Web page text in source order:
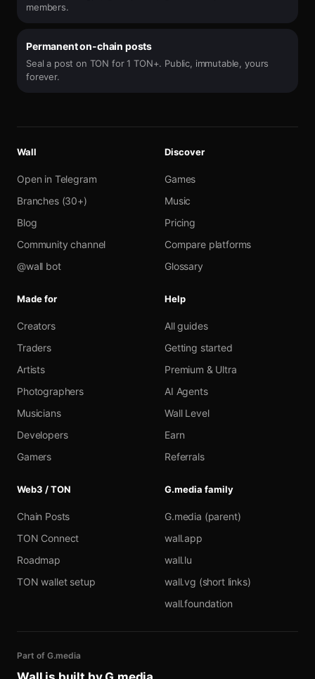
members.
Permanent on-chain posts
Seal a post on TON for 1 TON+. Public, immutable, yours
forever.
Wall
Open in Telegram
Branches (30+)
Blog
Community channel
@wall bot
Discover
Games
Music
Pricing
Compare platforms
Glossary
Made for
Creators
Traders
Artists
Photographers
Musicians
Developers
Gamers
Help
All guides
Getting started
Premium & Ultra
AI Agents
Wall Level
Earn
Referrals
Web3 / TON
Chain Posts
TON Connect
Roadmap
TON wallet setup
G.media family
G.media (parent)
wall.app
wall.lu
wall.vg (short links)
wall.foundation
Part of G.media